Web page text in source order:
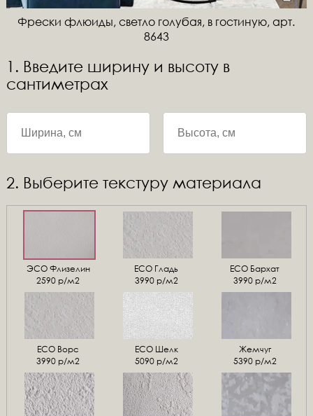
Фрески флюиды, светло голубая, в гостиную, арт.
8643
1. Введите ширину и высоту в
сантиметрах
2. Выберите текстуру материала
ЭСО Флизелин
2590 р/м2
ЕСО Гладь
3990 р/м2
ECO Бархат
3990 р/м2
ЕСО Ворс
3990 р/м2
ЕСО Шелк
5090 р/м2
Жемчуг
5390 р/м2